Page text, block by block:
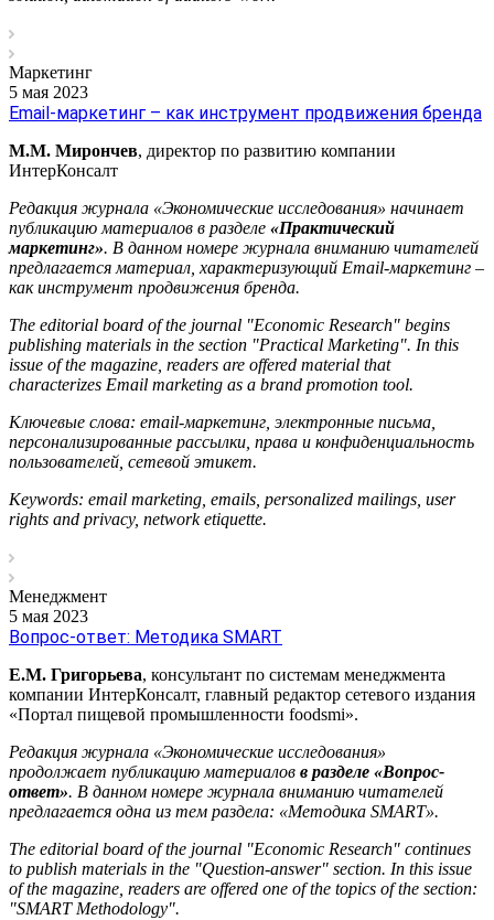
Маркетинг
5 мая 2023
Email-маркетинг – как инструмент продвижения бренда
М.М. Мирончев, директор по развитию компании
ИнтерКонсалт
Редакция журнала «Экономические исследования» начинает
публикацию материалов в разделе «Практический
маркетинг». В данном номере журнала вниманию читателей
предлагается материал, характеризующий Email-маркетинг –
как инструмент продвижения бренда.
The editorial board of the journal "Economic Research" begins
publishing materials in the section "Practical Marketing". In this
issue of the magazine, readers are offered material that
characterizes Email marketing as a brand promotion tool.
Ключевые слова: email-маркетинг, электронные письма,
персонализированные рассылки, права и конфиденциальность
пользователей, сетевой этикет.
Keywords: email marketing, emails, personalized mailings, user
rights and privacy, network etiquette.
Менеджмент
5 мая 2023
Вопрос-ответ: Методика SMART
Е.М. Григорьева, консультант по системам менеджмента
компании ИнтерКонсалт, главный редактор сетевого издания
«Портал пищевой промышленности foodsmi».
Редакция журнала «Экономические исследования»
продолжает публикацию материалов в разделе «Вопрос-
ответ». В данном номере журнала вниманию читателей
предлагается одна из тем раздела: «Методика SMART».
The editorial board of the journal "Economic Research" continues
to publish materials in the "Question-answer" section. In this issue
of the magazine, readers are offered one of the topics of the section:
"SMART Methodology".